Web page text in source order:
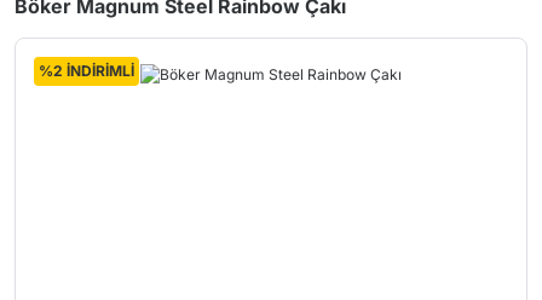
Böker Magnum Steel Rainbow Çakı
%2 İNDİRİMLİ